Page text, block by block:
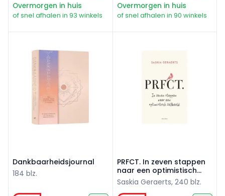
Overmorgen in huis
of snel afhalen in 93 winkels
Overmorgen in huis
of snel afhalen in 90 winkels
Dankbaarheidsjournal
184 blz.
PRFCT. In zeven stappen
naar een optimistisch
zelfbeeld
Saskia Geraerts, 240 blz.